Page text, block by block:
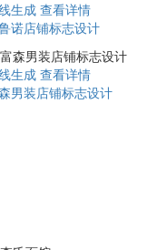
生成 查看详情
诺店铺标志设计
生成 查看详情
男装店铺标志设计